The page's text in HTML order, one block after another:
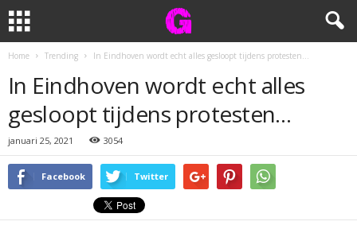
Home Trending In Eindhoven wordt echt alles gesloopt tijdens protesten…
In Eindhoven wordt echt alles
gesloopt tijdens protesten…
januari 25, 2021 3054
Facebook Twitter